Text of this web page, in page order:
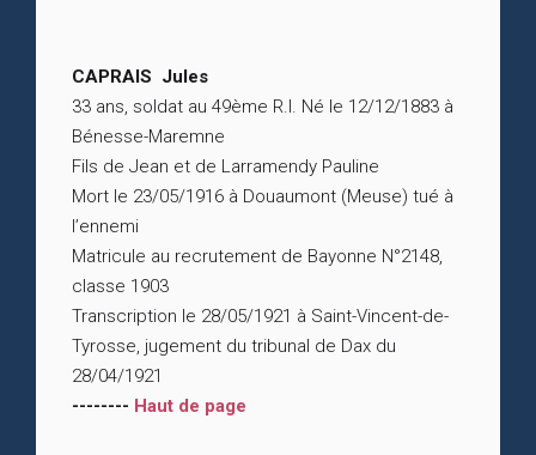
CAPRAIS Jules
33 ans, soldat au 49ème R.I. Né le 12/12/1883 à
Bénesse-Maremne
Fils de Jean et de Larramendy Pauline
Mort le 23/05/1916 à Douaumont (Meuse) tué à
l’ennemi
Matricule au recrutement de Bayonne N°2148,
classe 1903
Transcription le 28/05/1921 à Saint-Vincent-de-
Tyrosse, jugement du tribunal de Dax du
28/04/1921
-------- Haut de page